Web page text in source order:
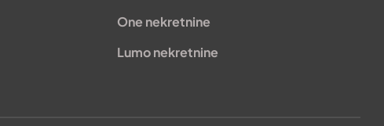
One nekretnine
Lumo nekretnine